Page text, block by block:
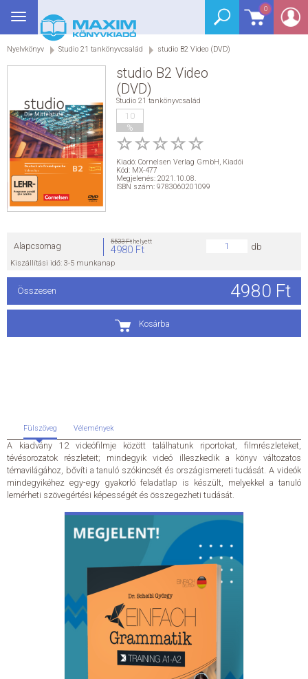
0
Toggle
navigation
Nyelvkönyv Studio 21 tankönyvcsalád studio B2 Video (DVD)
studio B2 Video
(DVD)
Studio 21 tankönyvcsalád
10
%
Kiadó: Cornelsen Verlag GmbH, Kiadói
Kód: MX-477
Megjelenés: 2021.10.08.
ISBN szám: 9783060201099
Kosárba
Alapcsomag 5533 Fthelyett
4980 Ft db
Kiszállítási idő: 3-5 munkanap
Összesen 4980 Ft
Fülszöveg Vélemények
A kiadvány 12 videófilmje között találhatunk riportokat, filmrészleteket,
tévésorozatok részleteit; mindegyik videó illeszkedik a könyv változatos
témavilágához, bővíti a tanuló szókincsét és országismereti tudását. A videók
mindegyikéhez egy-egy gyakorló feladatlap is készült, melyekkel a tanuló
lemérheti szövegértési képességét és összegezheti tudását.
BEJELENTKEZÉS
SEGÉDKÖNYV
GRIMM SZÓTÁR
DREAM KÖNYVEK
E-KÖNYVEK
SEGÍTHETEK?
HÍREK
ÁLTALÁNOS SZERZŐDÉSI FELTÉTELEK